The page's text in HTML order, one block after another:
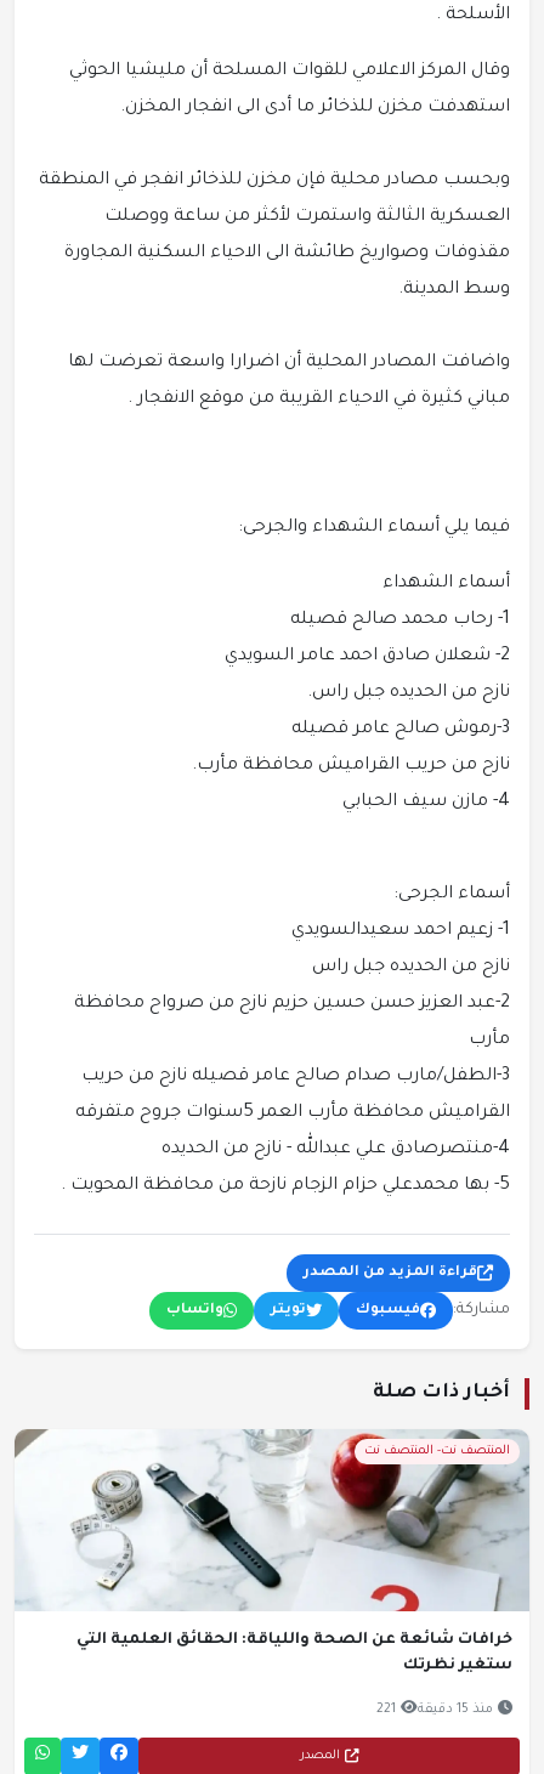
الأسلحة .
وقال المركز الاعلامي للقوات المسلحة أن مليشيا الحوثي
استهدفت مخزن للذخائر ما أدى الى انفجار المخزن.
وبحسب مصادر محلية فإن مخزن للذخائر انفجر في المنطقة
العسكرية الثالثة واستمرت لأكثر من ساعة ووصلت
مقذوفات وصواريخ طائشة الى الاحياء السكنية المجاورة
وسط المدينة.
واضافت المصادر المحلية أن اضرارا واسعة تعرضت لها
مباني كثيرة في الاحياء القريبة من موقع الانفجار .
فيما يلي أسماء الشهداء والجرحى:
أسماء الشهداء
1- رحاب محمد صالح قصيله
2- شعلان صادق احمد عامر السويدي
نازح من الحديده جبل راس.
3-رموش صالح عامر قصيله
نازح من حريب القراميش محافظة مأرب.
4- مازن سيف الحبابي
أسماء الجرحى:
1- زعيم احمد سعيدالسويدي
نازح من الحديده جبل راس
2-عبد العزيز حسن حسين حزيم نازح من صرواح محافظة
مأرب
3-الطفل/مارب صدام صالح عامر قصيله نازح من حريب
القراميش محافظة مأرب العمر 5سنوات جروح متفرقه
4-منتصرصادق علي عبدالله - نازح من الحديده
5- بها محمدعلي حزام الزجام نازحة من محافظة المحويت .
قراءة المزيد من المصدر
مشاركة: فيسبوك تويتر واتساب
أخبار ذات صلة
المنتصف نت- المنتصف نت
خرافات شائعة عن الصحة واللياقة: الحقائق العلمية التي
ستغير نظرتك
منذ 15 دقيقة 221
المصدر